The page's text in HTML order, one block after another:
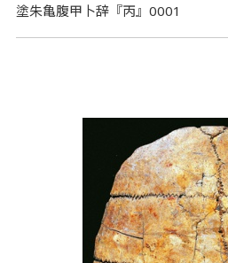
塗朱亀腹甲卜辞『丙』0001